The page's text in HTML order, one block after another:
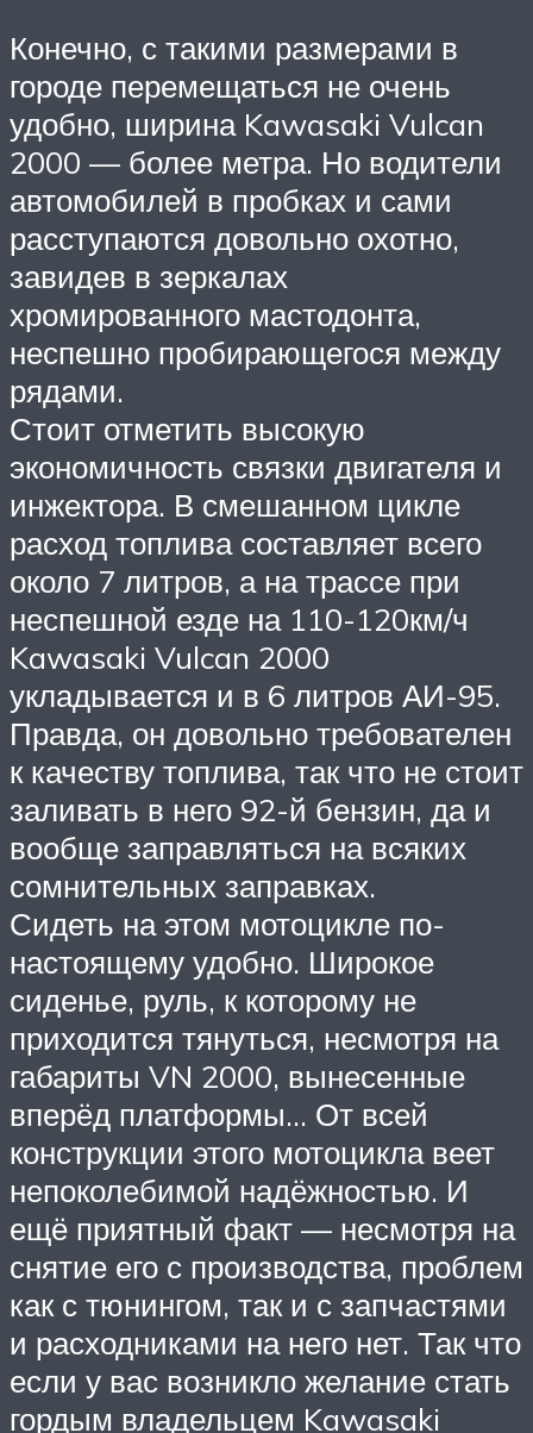
Конечно, с такими размерами в
городе перемещаться не очень
удобно, ширина Kawasaki Vulcan
2000 — более метра. Но водители
автомобилей в пробках и сами
расступаются довольно охотно,
завидев в зеркалах
хромированного мастодонта,
неспешно пробирающегося между
рядами.
Стоит отметить высокую
экономичность связки двигателя и
инжектора. В смешанном цикле
расход топлива составляет всего
около 7 литров, а на трассе при
неспешной езде на 110-120км/ч
Kawasaki Vulcan 2000
укладывается и в 6 литров АИ-95.
Правда, он довольно требователен
к качеству топлива, так что не стоит
заливать в него 92-й бензин, да и
вообще заправляться на всяких
сомнительных заправках.
Сидеть на этом мотоцикле по-
настоящему удобно. Широкое
сиденье, руль, к которому не
приходится тянуться, несмотря на
габариты VN 2000, вынесенные
вперёд платформы… От всей
конструкции этого мотоцикла веет
непоколебимой надёжностью. И
ещё приятный факт — несмотря на
снятие его с производства, проблем
как с тюнингом, так и с запчастями
и расходниками на него нет. Так что
если у вас возникло желание стать
гордым владельцем Kawasaki